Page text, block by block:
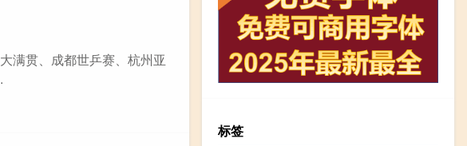
满贯、成都世乒赛、杭州亚
标签